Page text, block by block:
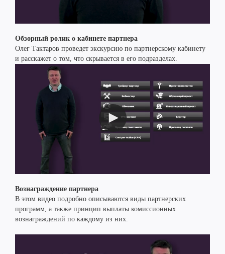
Обзорный ролик о кабинете партнера
Олег Тактаров проведет экскурсию по партнерскому кабинету
и расскажет о том, что скрывается в его подразделах.
Вознаграждение партнера
В этом видео подробно описываются виды партнерских
программ, а также принцип выплаты комиссионных
вознаграждений по каждому из них.